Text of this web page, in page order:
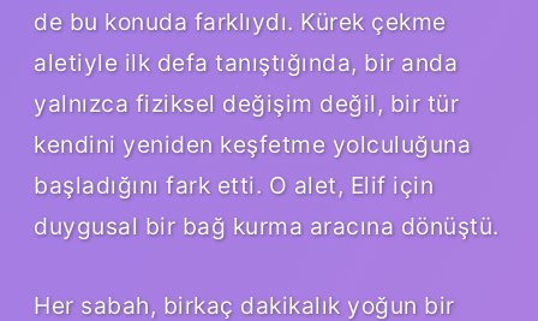
de bu konuda farklıydı. Kürek çekme
aletiyle ilk defa tanıştığında, bir anda
yalnızca fiziksel değişim değil, bir tür
kendini yeniden keşfetme yolculuğuna
başladığını fark etti. O alet, Elif için
duygusal bir bağ kurma aracına dönüştü.
Her sabah, birkaç dakikalık yoğun bir